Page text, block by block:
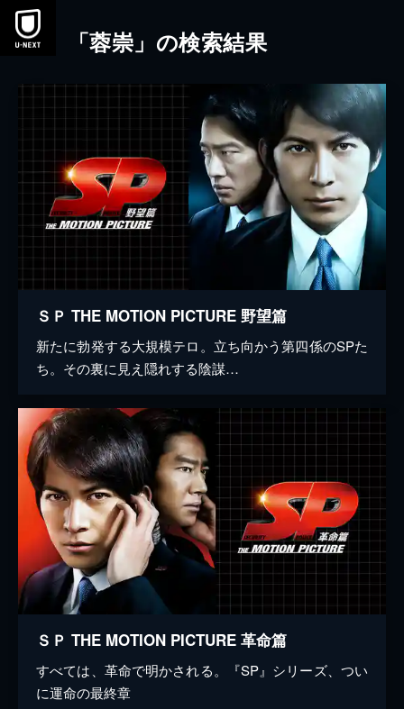
本文へスキップ
「蓉崇」の検索結果
ＳＰ THE MOTION PICTURE 野望篇
新たに勃発する大規模テロ。立ち向かう第四係のSPた
ち。その裏に見え隠れする陰謀…
ＳＰ THE MOTION PICTURE 革命篇
すべては、革命で明かされる。『SP』シリーズ、つい
に運命の最終章